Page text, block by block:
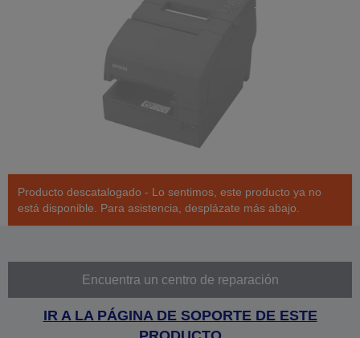
Producto descatalogado - Lo sentimos, este producto ya no
está disponible. Para asistencia, desplázate más abajo.
Encuentra un centro de reparación
IR A LA PÁGINA DE SOPORTE DE ESTE